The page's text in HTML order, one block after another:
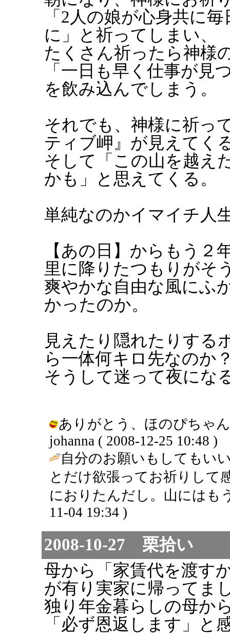
「2人の娘が心身共に
に」と祈ってしまい、
たくさん祈ったら神様
「一日も早く仕事が見
を飲み込んでしまう。
それでも、神様に祈っ
ティブ岬』が見えてく
そして「この山を越え
かも」と思えてくる。
単純なのかイマイチ人
【あの日】からもう２
里に降りたつもりがそ
爽やかな自由な風にふ
かったのか。
見えたり隠れたりする
ら一体何キロ先なのか
そうして迷って夜にな
ありがとう、ほのぴちゃ
johanna ( 2008-12-25 10:48 )
自分のお願いもしてもい
とだけ欲張ってお祈りして
におりたんだし。山にはも
11-04 19:34 )
2008-10-27 栗拾い
母から「家賃代を渡す
が有り実家に帰ってま
独り年金暮らしの母か
「必ず恩返します」と